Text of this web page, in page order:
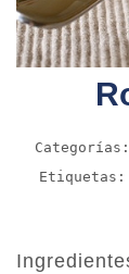
Categorías:
Etiquetas: